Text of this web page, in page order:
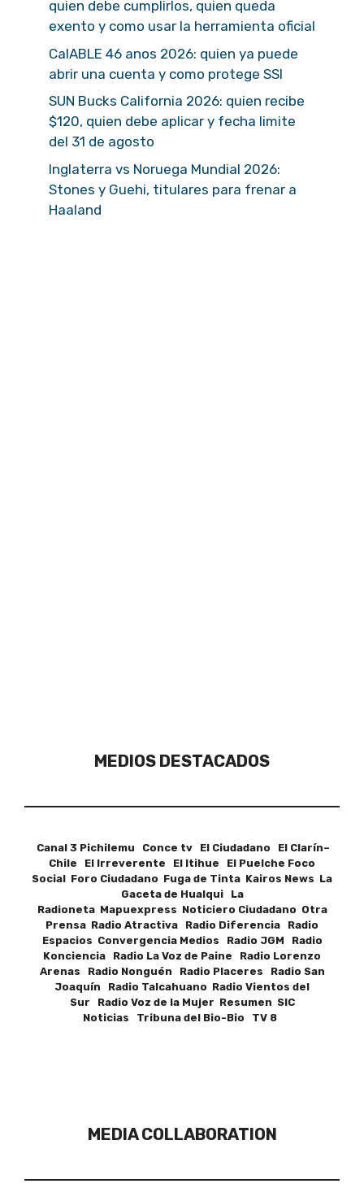
quien debe cumplirlos, quien queda
exento y como usar la herramienta oficial
CalABLE 46 anos 2026: quien ya puede
abrir una cuenta y como protege SSI
SUN Bucks California 2026: quien recibe
$120, quien debe aplicar y fecha limite
del 31 de agosto
Inglaterra vs Noruega Mundial 2026:
Stones y Guehi, titulares para frenar a
Haaland
MEDIOS DESTACADOS
Canal 3 Pichilemu Conce tv El Ciudadano El Clarín–
Chile El Irreverente El Itihue El Puelche Foco
Social Foro Ciudadano Fuga de Tinta Kairos News La
Gaceta de Hualqui La
Radioneta Mapuexpress Noticiero Ciudadano Otra
Prensa Radio Atractiva Radio Diferencia Radio
Espacios Convergencia Medios Radio JGM Radio
Konciencia Radio La Voz de Paine Radio Lorenzo
Arenas Radio Nonguén Radio Placeres Radio San
Joaquín Radio Talcahuano Radio Vientos del
Sur Radio Voz de la Mujer Resumen SIC
Noticias Tribuna del Bio-Bio TV 8
MEDIA COLLABORATION